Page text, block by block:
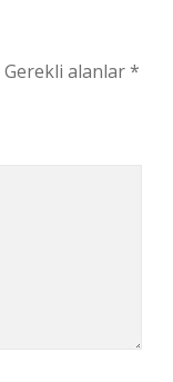
Gerekli alanlar*